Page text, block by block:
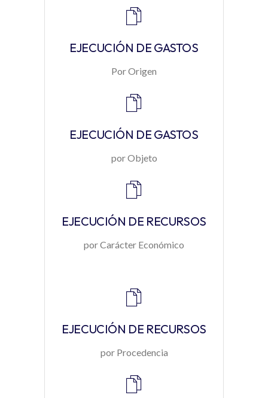
EJECUCIÓN DE GASTOS
Por Origen
EJECUCIÓN DE GASTOS
por Objeto
EJECUCIÓN DE RECURSOS
por Carácter Económico
EJECUCIÓN DE RECURSOS
por Procedencia